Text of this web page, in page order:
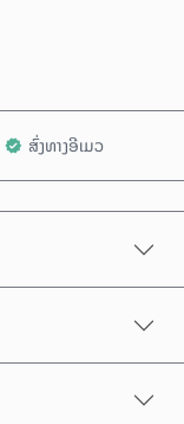
ສົ່ງທາງອີເມວ